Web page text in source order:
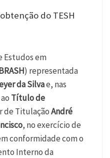
do TESH
Estudos em
) representada
da Silvae, nas
Título de
de TitulaçãoAndré
, no exercício de
conformidade com o
Interno da